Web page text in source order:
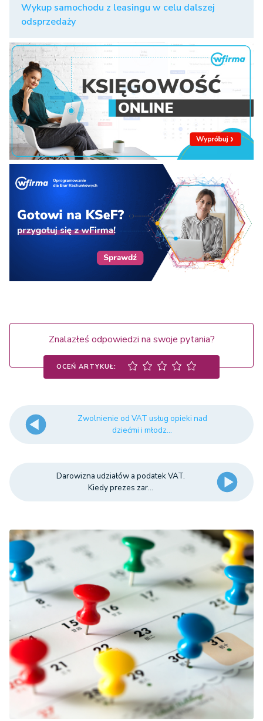
Wykup samochodu z leasingu w celu dalszej
odsprzedaży
Znalazłeś odpowiedzi na swoje pytania?
OCEŃ ARTYKUŁ:
Zwolnienie od VAT usług opieki nad
dziećmi i młodz...
Darowizna udziałów a podatek VAT.
Kiedy prezes zar...